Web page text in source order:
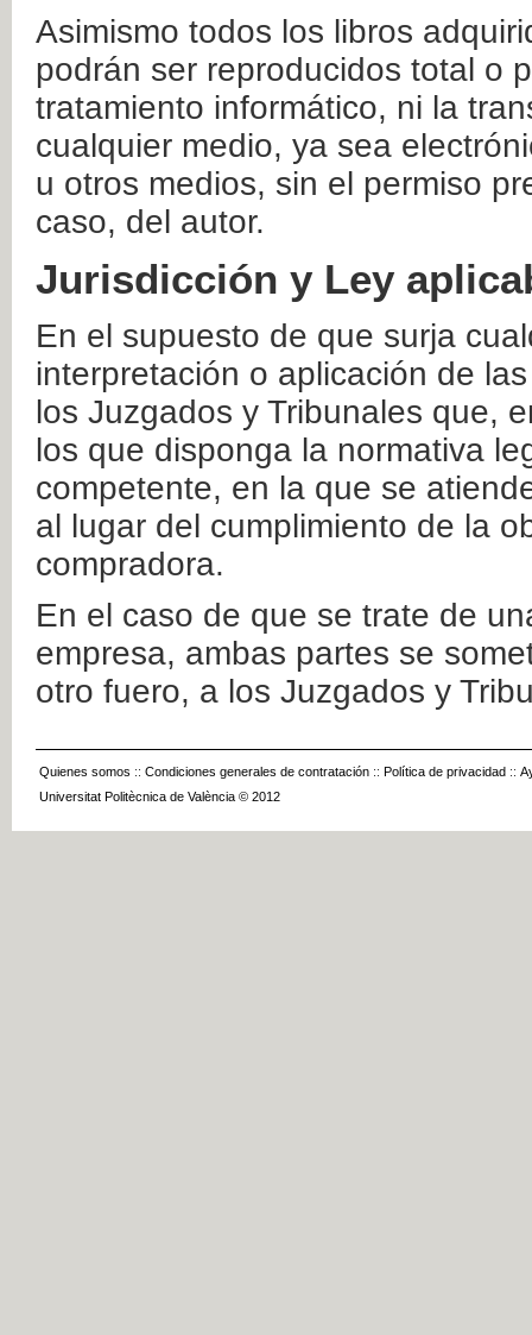
Asimismo todos los libros
podrán ser reproducidos total o
tratamiento informático, ni la
cualquier medio, ya sea
u otros medios, sin el permiso
caso, del autor.
Jurisdicción y Ley
En el supuesto de que surja
interpretación o aplicación de
los Juzgados y Tribunales que,
los que disponga la normativa
competente, en la que se
al lugar del cumplimiento de la
compradora.
En el caso de que se trate de
empresa, ambas partes se
otro fuero, a los Juzgados y
Quienes somos :: Condiciones generales de contratación :: Política de privacidad ::
Universitat Politècnica de València © 2012